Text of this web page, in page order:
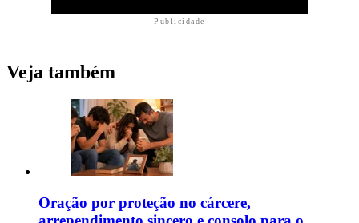
Publicidade
Veja também
Oração por proteção no cárcere,